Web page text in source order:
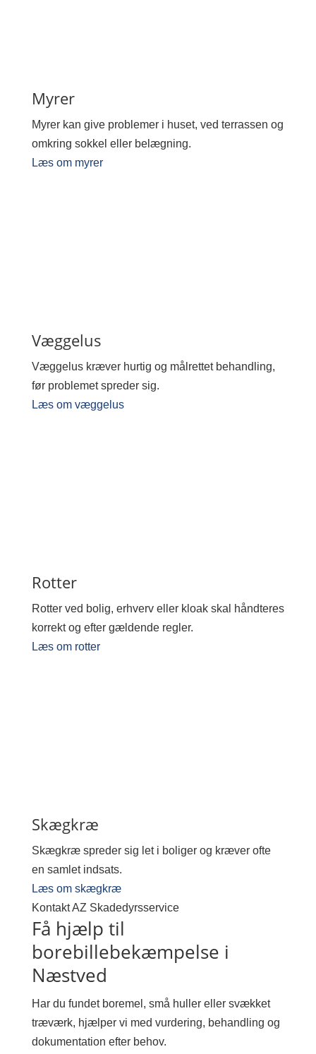
Myrer
Myrer kan give problemer i huset, ved terrassen og
omkring sokkel eller belægning.
Læs om myrer
Væggelus
Væggelus kræver hurtig og målrettet behandling,
før problemet spreder sig.
Læs om væggelus
Rotter
Rotter ved bolig, erhverv eller kloak skal håndteres
korrekt og efter gældende regler.
Læs om rotter
Skægkræ
Skægkræ spreder sig let i boliger og kræver ofte
en samlet indsats.
Læs om skægkræ
Kontakt AZ Skadedyrsservice
Få hjælp til
borebillebekæmpelse i
Næstved
Har du fundet boremel, små huller eller svækket
træværk, hjælper vi med vurdering, behandling og
dokumentation efter behov.